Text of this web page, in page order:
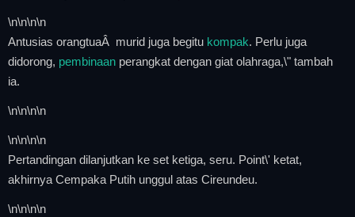
\n\n\n\n
Antusias orangtuaÂ murid juga begitu kompak. Perlu juga
didorong, pembinaan perangkat dengan giat olahraga,\" tambah
ia.
\n\n\n\n
\n\n\n\n
Pertandingan dilanjutkan ke set ketiga, seru. Point\' ketat,
akhirnya Cempaka Putih unggul atas Cireundeu.
\n\n\n\n